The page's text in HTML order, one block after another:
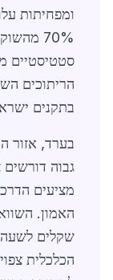
70%
הריתוכים
בתקנים
בערד, אזור
גבוה דורשים
מציעים
הכלכלית